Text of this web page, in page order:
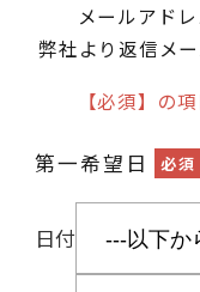
メールアド
弊社より返信メ
【必須】の
第一希望日 必須
日付